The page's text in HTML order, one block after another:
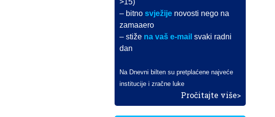
>15)
– bitnosvježije novosti nego na
zamaaero
– stiže na vaš e-mail svaki radni
dan
Na Dnevni bilten su pretplaćene najveće
institucije i zračne luke
Pročitajte više>